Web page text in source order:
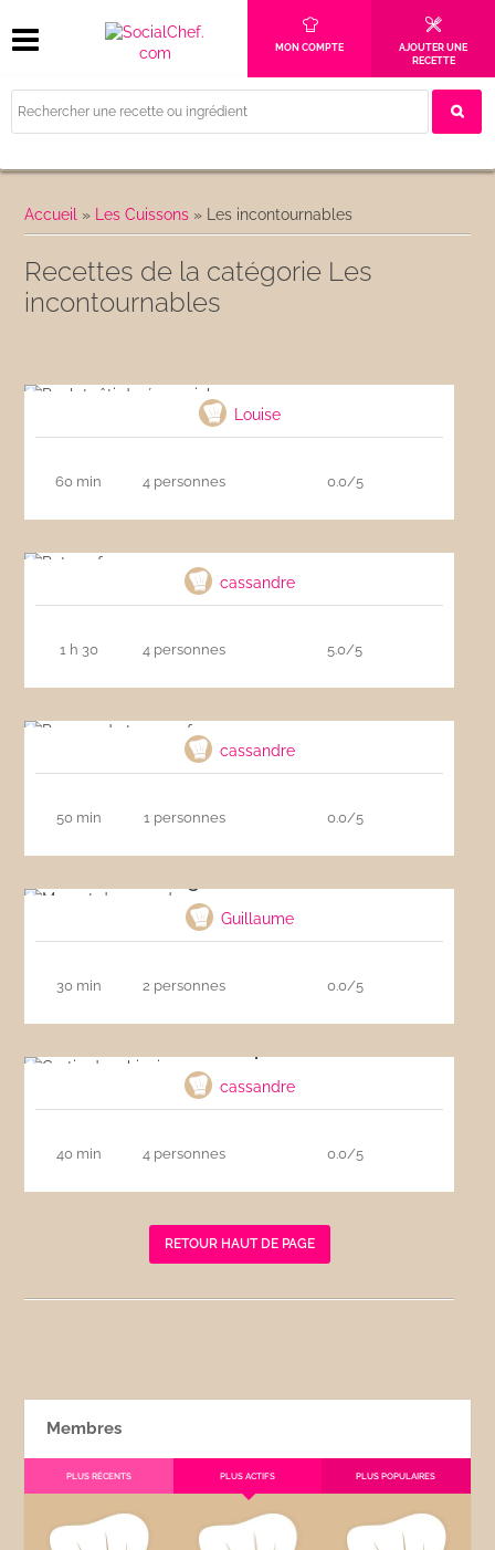
MON COMPTE
AJOUTER UNE
RECETTE
Accueil » Les Cuissons » Les incontournables
Recettes de la catégorie Les
incontournables
Louise
60 min 4 personnes 0.0/5
cassandre
1 h 30 4 personnes 5.0/5
cassandre
50 min 1 personnes 0.0/5
Guillaume
30 min 2 personnes 0.0/5
cassandre
40 min 4 personnes 0.0/5
RETOUR HAUT DE PAGE
Membres
PLUS RÉCENTS PLUS ACTIFS PLUS POPULAIRES